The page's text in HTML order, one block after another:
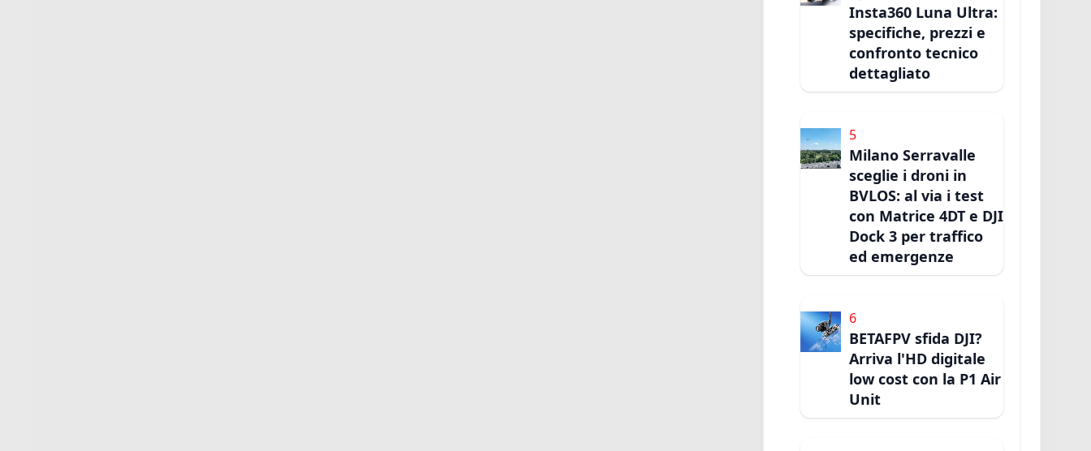
Insta360 Luna Ultra:
specifiche, prezzi e
confronto tecnico
dettagliato
5
Milano Serravalle
sceglie i droni in
BVLOS: al via i test
con Matrice 4DT e DJI
Dock 3 per traffico
ed emergenze
6
BETAFPV sfida DJI?
Arriva l'HD digitale
low cost con la P1 Air
Unit